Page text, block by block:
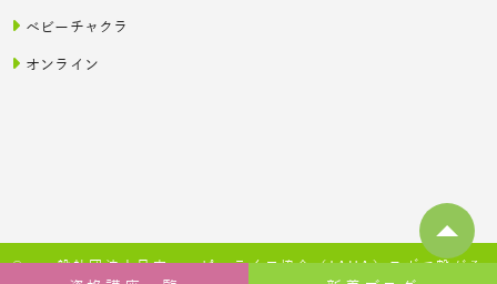
ベビーチャクラ
オンライン
© 一般社団法人日本ハッピーライフ協会（JAHA）ヨガで繋がる